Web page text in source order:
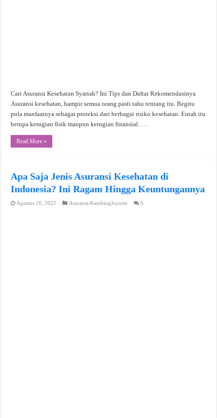
Cari Asuransi Kesehatan Syariah? Ini Tips dan Daftar Rekomendasinya
Asuransi kesehatan, hampir semua orang pasti tahu tentang itu. Begitu
pula manfaatnya sebagai proteksi dari berbagai risiko kesehatan. Entah itu
berupa kerugian fisik maupun kerugian finansial. …
Read More »
Apa Saja Jenis Asuransi Kesehatan di
Indonesia? Ini Ragam Hingga Keuntungannya
Agustus 10, 2022 Asuransi-KambingJoynim 0